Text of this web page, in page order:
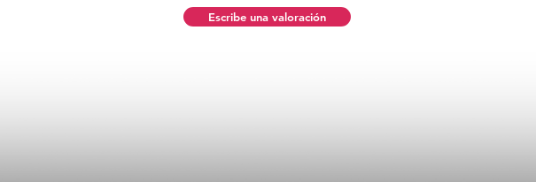
Escribe una valoración